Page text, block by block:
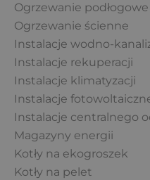
Ogrzewanie podłogowe
Ogrzewanie ścienne
Instalacje wodno-
Instalacje rekuperacji
Instalacje klimatyzacji
Instalacje
Instalacje centralnego
Magazyny energii
Kotły na ekogroszek
Kotły na pelet